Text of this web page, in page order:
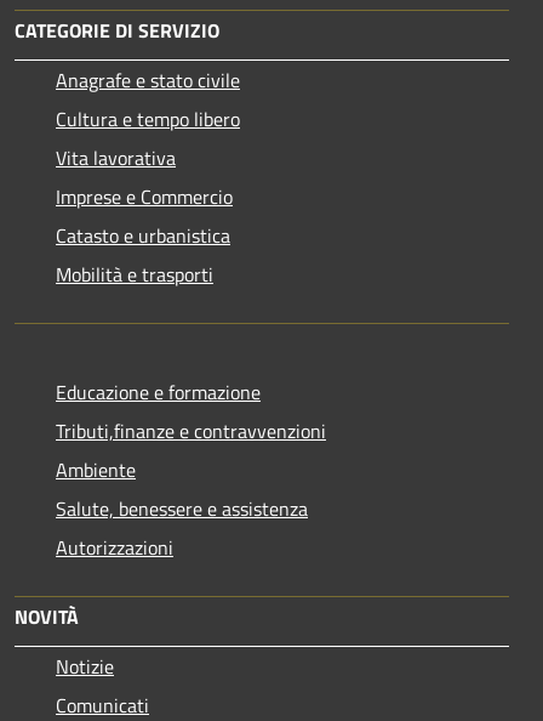
CATEGORIE DI SERVIZIO
Anagrafe e stato civile
Cultura e tempo libero
Vita lavorativa
Imprese e Commercio
Catasto e urbanistica
Mobilità e trasporti
Educazione e formazione
Tributi,finanze e contravvenzioni
Ambiente
Salute, benessere e assistenza
Autorizzazioni
NOVITÀ
Notizie
Comunicati